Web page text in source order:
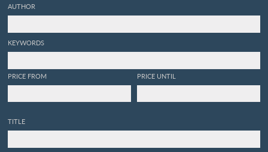
AUTHOR
KEYWORDS
PRICE FROM PRICE UNTIL
TITLE